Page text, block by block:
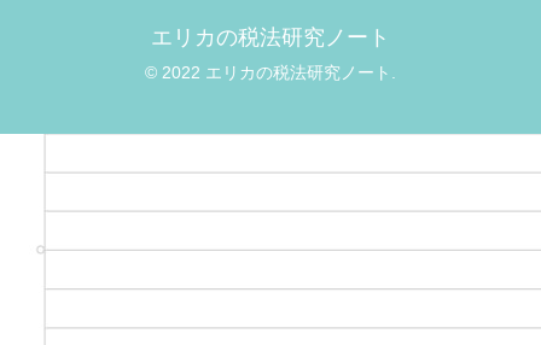
エリカの税法研究ノート
© 2022 エリカの税法研究ノート.